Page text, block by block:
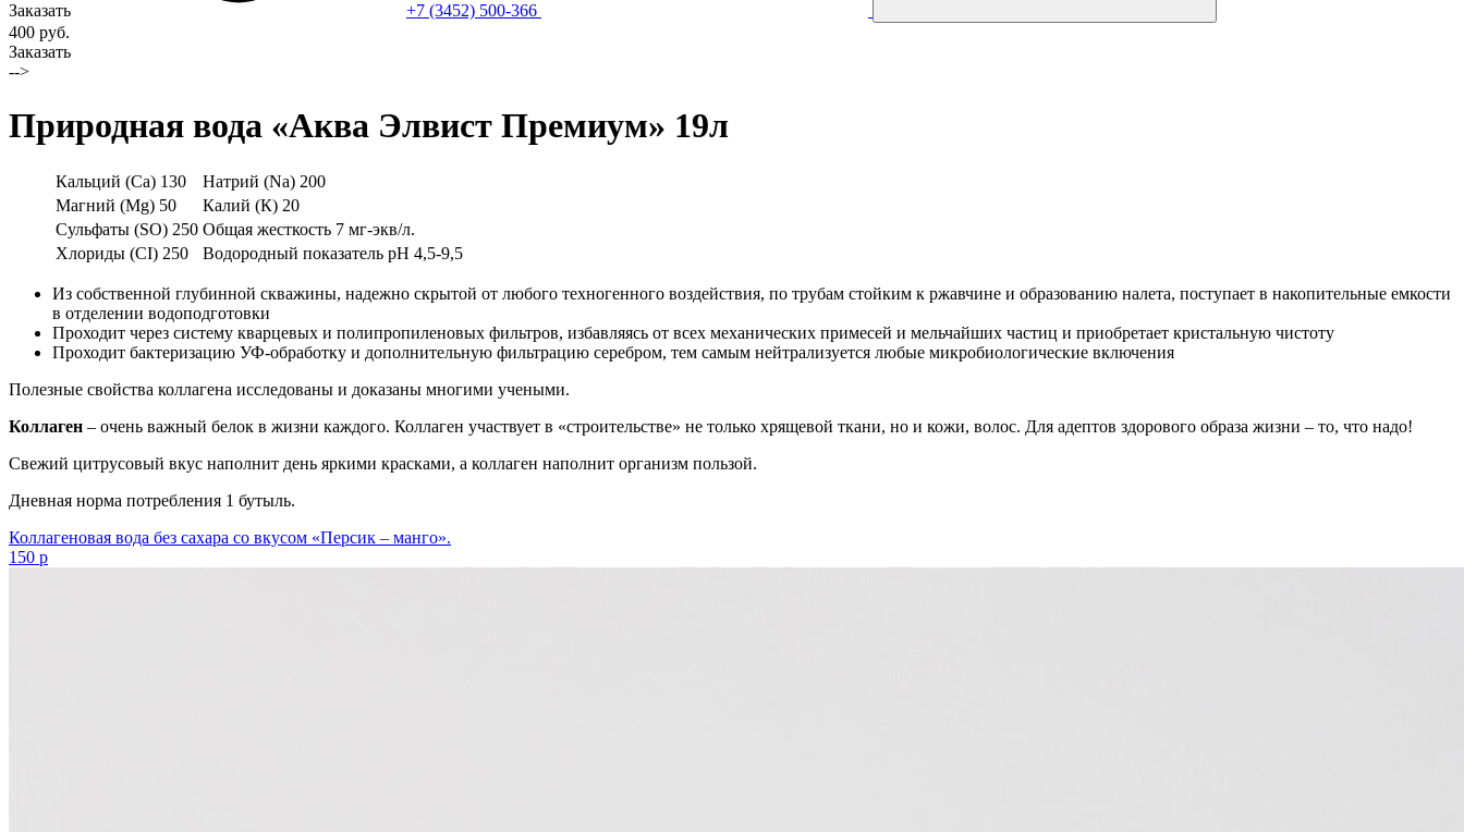
Заказать
+7 (3452) 500-366
400 руб.
Заказать
-->
Природная вода «Аква Элвист Премиум» 19л
Кальций (Са) 130
Натрий (Na) 200
Магний (Мg) 50
Калий (К) 20
Сульфаты (SO) 250 Общая жесткость 7 мг-экв/л.
Хлориды (СI) 250
Водородный показатель рН 4,5-9,5
Из собственной глубинной скважины, надежно скрытой от любого техногенного воздействия, по трубам стойким к ржавчине и образованию налета, поступает в накопительные емкости
в отделении водоподготовки
Проходит через систему кварцевых и полипропиленовых фильтров, избавляясь от всех механических примесей и мельчайших частиц и приобретает кристальную чистоту
Проходит бактеризацию УФ-обработку и дополнительную фильтрацию серебром, тем самым нейтрализуется любые микробиологические включения
Полезные свойства коллагена исследованы и доказаны многими учеными.
Коллаген – очень важный белок в жизни каждого. Коллаген участвует в «строительстве» не только хрящевой ткани, но и кожи, волос. Для адептов здорового образа жизни – то, что надо!
Свежий цитрусовый вкус наполнит день яркими красками, а коллаген наполнит организм пользой.
Дневная норма потребления 1 бутыль.
Коллагеновая вода без сахара со вкусом «Персик – манго».
150 р